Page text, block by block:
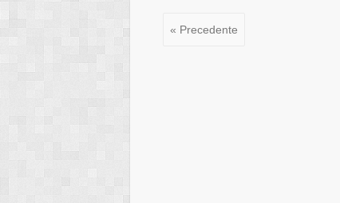
« Precedente